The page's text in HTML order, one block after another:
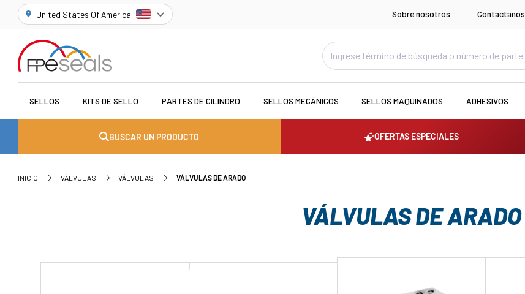
United States Of America Sobre nosotros Contáctanos
SELLOS KITS DE SELLO PARTES DE CILINDRO SELLOS MECÁNICOS SELLOS MAQUINADOS ADHESIVOS
BUSCAR UN PRODUCTO OFERTAS ESPECIALES
INICIO VÁLVULAS VÁLVULAS VÁLVULAS DE ARADO
VÁLVULAS DE ARADO